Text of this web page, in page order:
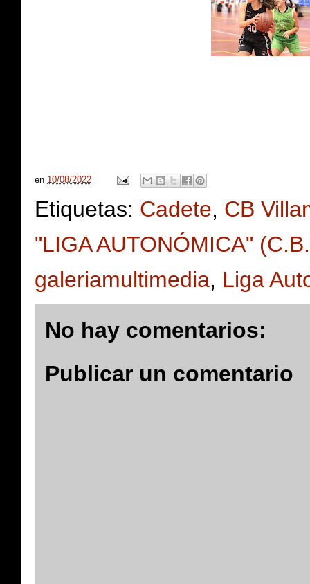
en 10/08/2022
Etiquetas: Cadete, CB
"LIGA AUTONÓMICA"
galeriamultimedia, Liga
No hay comentarios:
Publicar un comentario